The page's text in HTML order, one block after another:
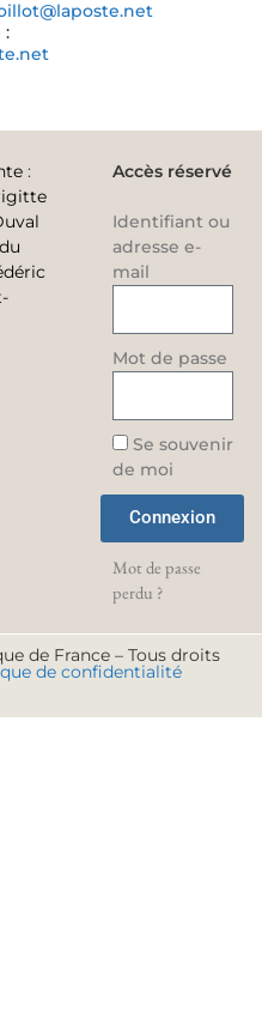
:
:
Accès réservé
Identifiant ou
adresse e-
mail
Mot de passe
Se souvenir
de moi
Connexion
Mot de passe
perdu ?
de France – Tous droits
de confidentialité